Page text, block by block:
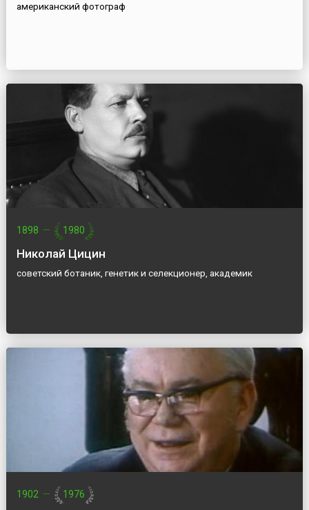
американский фотограф
1898 — 1980
Николай Цицин
советский ботаник, генетик и селекционер, академик
1902 — 1976